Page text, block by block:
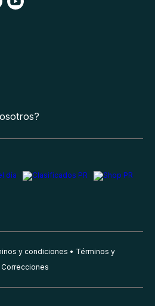
y condiciones
Términos y
Correcciones